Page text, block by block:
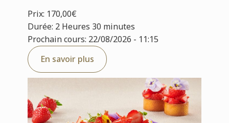
Prix: 170,00€
Durée: 2 Heures 30 minutes
Prochain cours: 22/08/2026 - 11:15
En savoir plus